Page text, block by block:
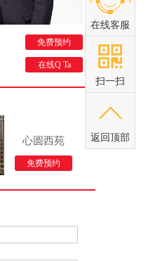
免费预约
在线Q Ta
心圆西苑
免费预约
在线客服
扫一扫
返回顶部